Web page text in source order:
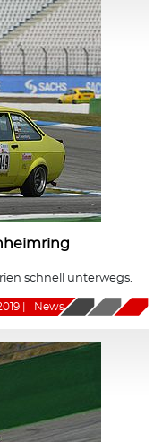
schnell unterwegs.
News